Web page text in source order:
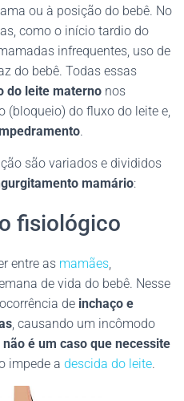
ou à posição do bebê. No
como o início tardio do
infrequentes, uso de
do bebê. Todas essas
do leite materno nos
(bloqueio) do fluxo do leite e,
.
são variados e divididos
mamário:
fisiológico
entre as mamães,
de vida do bebê. Nesse
de inchaço e
, causando um incômodo
não é um caso que necessite
impede a descida do leite.